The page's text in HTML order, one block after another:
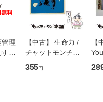
管理
る
ネ
改
【中古】 生命力 /
チャットモンチー /
キューンレコード
[CD]【メール便送
355円
【
のが